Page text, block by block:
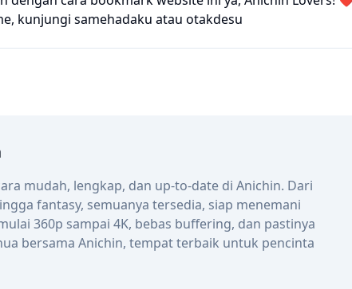
kunjungi samehadaku atau otakdesu
mudah, lengkap, dan up-to-date di Anichin. Dari
fantasy, semuanya tersedia, siap menemani
360p sampai 4K, bebas buffering, dan pastinya
bersama Anichin, tempat terbaik untuk pencinta